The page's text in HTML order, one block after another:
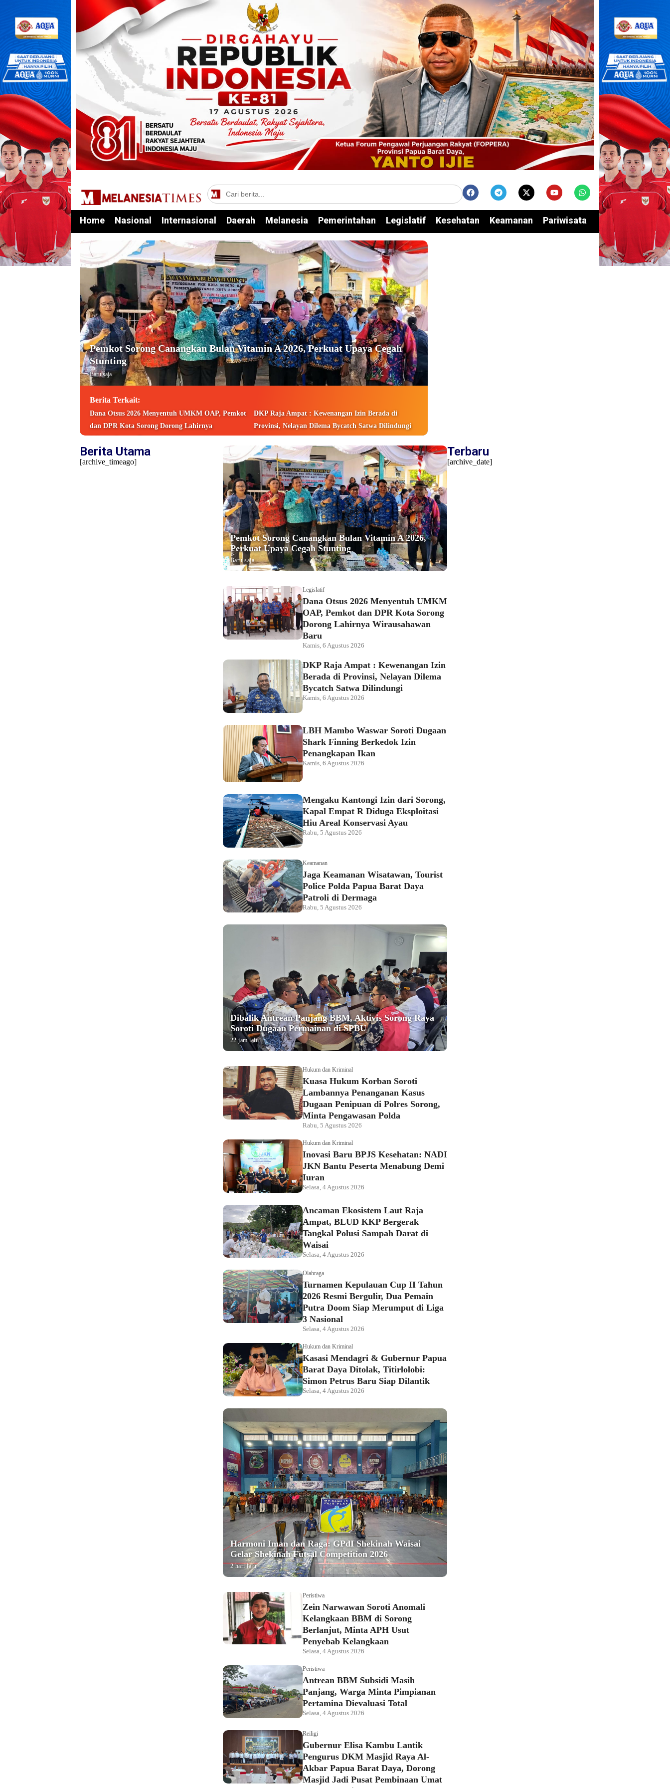
Home Nasional Internasional Daerah Melanesia Pemerintahan Legislatif Kesehatan Keamanan Pariwisata Edukasi
Pemkot Sorong Canangkan Bulan Vitamin A 2026, Perkuat Upaya Cegah
Stunting
Baru saja
Berita Terkait:
Dana Otsus 2026 Menyentuh UMKM OAP, Pemkot
dan DPR Kota Sorong Dorong Lahirnya
DKP Raja Ampat : Kewenangan Izin Berada di
Provinsi, Nelayan Dilema Bycatch Satwa Dilindungi
Berita Utama
[archive_timeago]
Pemkot Sorong Canangkan Bulan Vitamin A 2026,
Perkuat Upaya Cegah Stunting
Baru saja
Legislatif
Dana Otsus 2026 Menyentuh UMKM
OAP, Pemkot dan DPR Kota Sorong
Dorong Lahirnya Wirausahawan
Baru
Kamis, 6 Agustus 2026
DKP Raja Ampat : Kewenangan Izin
Berada di Provinsi, Nelayan Dilema
Bycatch Satwa Dilindungi
Kamis, 6 Agustus 2026
LBH Mambo Waswar Soroti Dugaan
Shark Finning Berkedok Izin
Penangkapan Ikan
Kamis, 6 Agustus 2026
Mengaku Kantongi Izin dari Sorong,
Kapal Empat R Diduga Eksploitasi
Hiu Areal Konservasi Ayau
Rabu, 5 Agustus 2026
Keamanan
Jaga Keamanan Wisatawan, Tourist
Police Polda Papua Barat Daya
Patroli di Dermaga
Rabu, 5 Agustus 2026
Dibalik Antrean Panjang BBM, Aktivis Sorong Raya
Soroti Dugaan Permainan di SPBU
22 jam lalu
Hukum dan Kriminal
Kuasa Hukum Korban Soroti
Lambannya Penanganan Kasus
Dugaan Penipuan di Polres Sorong,
Minta Pengawasan Polda
Rabu, 5 Agustus 2026
Hukum dan Kriminal
Inovasi Baru BPJS Kesehatan: NADI
JKN Bantu Peserta Menabung Demi
Iuran
Selasa, 4 Agustus 2026
Ancaman Ekosistem Laut Raja
Ampat, BLUD KKP Bergerak
Tangkal Polusi Sampah Darat di
Waisai
Selasa, 4 Agustus 2026
Olahraga
Turnamen Kepulauan Cup II Tahun
2026 Resmi Bergulir, Dua Pemain
Putra Doom Siap Merumput di Liga
3 Nasional
Selasa, 4 Agustus 2026
Hukum dan Kriminal
Kasasi Mendagri & Gubernur Papua
Barat Daya Ditolak, Titirlolobi:
Simon Petrus Baru Siap Dilantik
Selasa, 4 Agustus 2026
Harmoni Iman dan Raga: GPdI Shekinah Waisai
Gelar Shekinah Futsal Competition 2026
2 hari lalu
Peristiwa
Zein Narwawan Soroti Anomali
Kelangkaan BBM di Sorong
Berlanjut, Minta APH Usut
Penyebab Kelangkaan
Selasa, 4 Agustus 2026
Peristiwa
Antrean BBM Subsidi Masih
Panjang, Warga Minta Pimpianan
Pertamina Dievaluasi Total
Selasa, 4 Agustus 2026
Reiligi
Gubernur Elisa Kambu Lantik
Pengurus DKM Masjid Raya Al-
Akbar Papua Barat Daya, Dorong
Masjid Jadi Pusat Pembinaan Umat
Terbaru
[archive_date]